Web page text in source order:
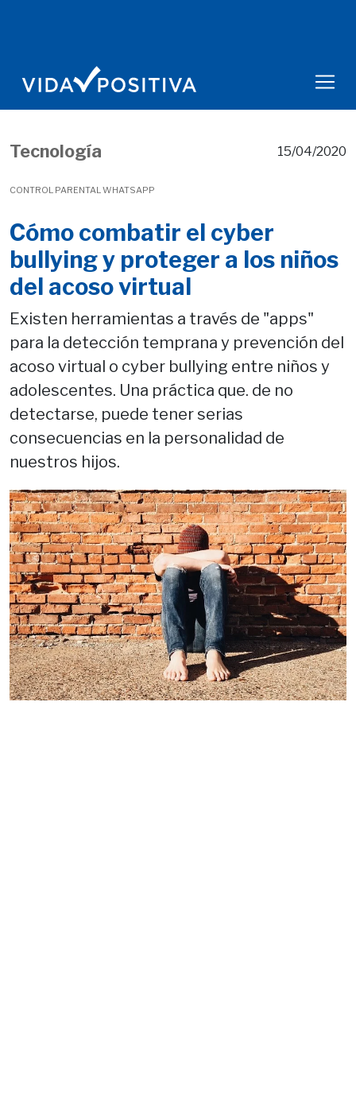
Tecnología
CONTROL PARENTAL WHATSAPP
15/04/2020
Cómo combatir el cyber
bullying y proteger a los niños
del acoso virtual
Existen herramientas a través de "apps"
para la detección temprana y prevención del
acoso virtual o cyber bullying entre niños y
adolescentes. Una práctica que. de no
detectarse, puede tener serias
consecuencias en la personalidad de
nuestros hijos.